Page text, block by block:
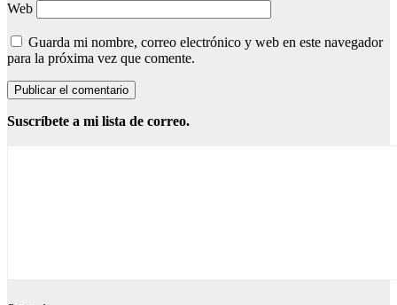
Web
Guarda mi nombre, correo electrónico y web en este navegador
para la próxima vez que comente.
Suscríbete a mi lista de correo.